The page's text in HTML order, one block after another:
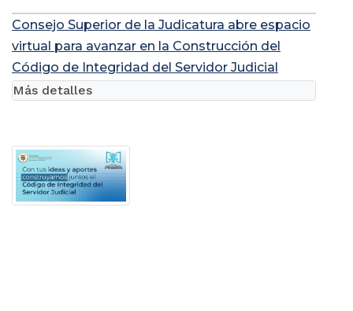
Consejo Superior de la Judicatura abre espacio
virtual para avanzar en la Construcción del
Código de Integridad del Servidor Judicial
Más detalles